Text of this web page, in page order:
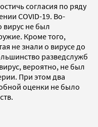
согласия по ряду
COVID-19. Во-
вирус не был
Кроме того,
не знали о вирусе до
разведслужб
вероятно, не был
При этом два
оценки не было